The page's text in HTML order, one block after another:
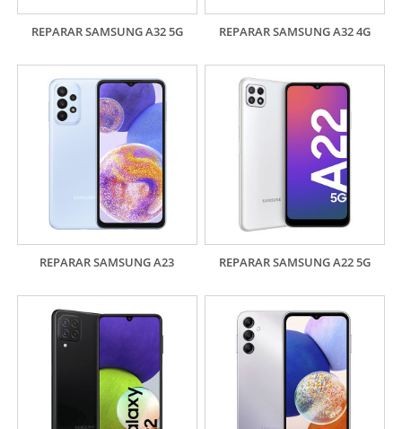
REPARAR SAMSUNG A32 5G REPARAR SAMSUNG A32 4G
REPARAR SAMSUNG A23 REPARAR SAMSUNG A22 5G